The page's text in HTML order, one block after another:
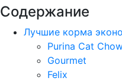
Содержание
Лучшие корма
Purina Cat
Gourmet
Felix